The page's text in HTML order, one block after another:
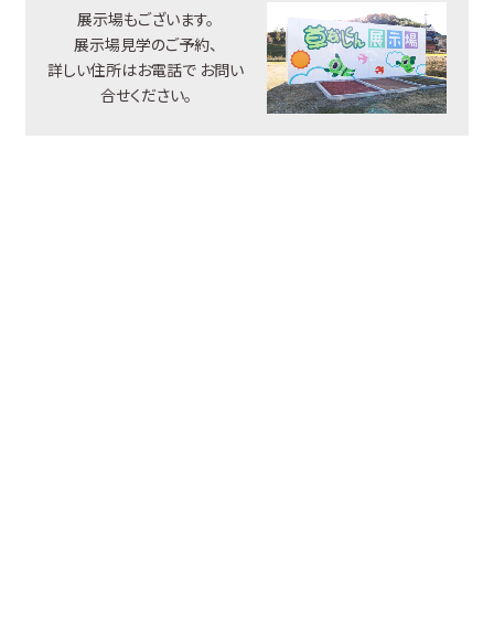
展示場もございます。
展示場見学のご予約、
詳しい住所はお電話で お問い
合せください。